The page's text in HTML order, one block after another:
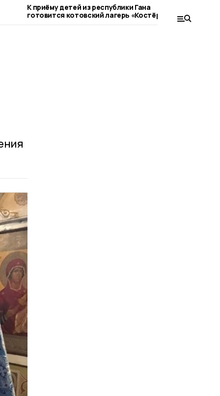
К приёму детей из республики Гана
готовится котовский лагерь «Костёр»
движение
Новой